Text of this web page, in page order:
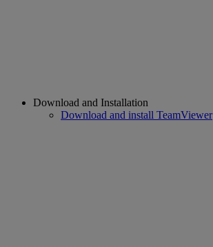
Download and Installation
Download and install TeamViewer